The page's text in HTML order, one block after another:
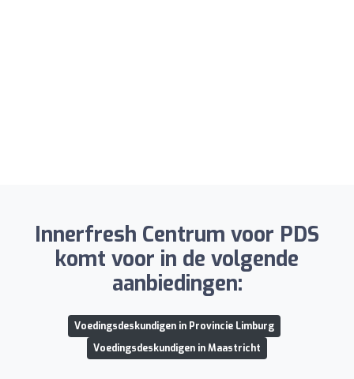
Innerfresh Centrum voor PDS
komt voor in de volgende
aanbiedingen:
Voedingsdeskundigen in Provincie Limburg
Voedingsdeskundigen in Maastricht